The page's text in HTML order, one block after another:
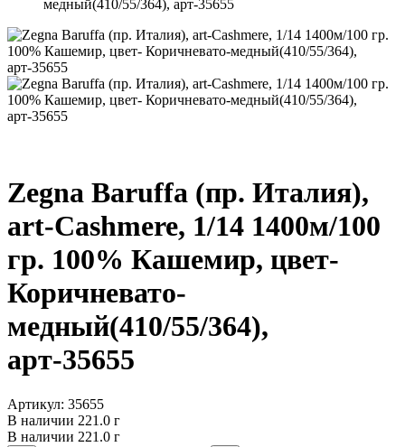
медный(410/55/364), арт-35655
Zegna Baruffa (пр. Италия),
art-Cashmere, 1/14 1400м/100
гр. 100% Кашемир, цвет-
Коричневато-
медный(410/55/364),
арт-35655
Артикул: 35655
В наличии 221.0 г
В наличии 221.0 г